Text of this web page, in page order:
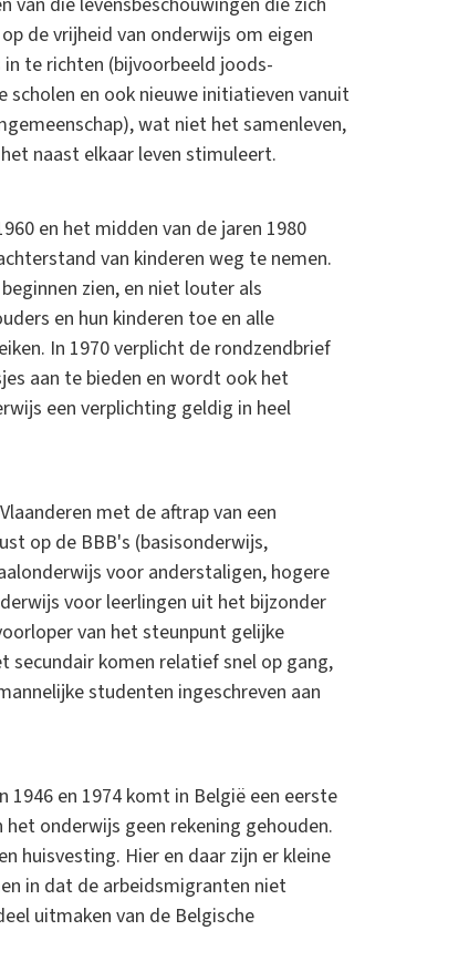
de vrijheid van onderwijs om eigen
te richten (bijvoorbeeld joods-
scholen en ook nieuwe initiatieven vanuit
wat niet het samenleven,
naast elkaar leven stimuleert.
en het midden van de jaren 1980
van kinderen weg te nemen.
zien, en niet louter als
en hun kinderen toe en alle
In 1970 verplicht de rondzendbrief
aan te bieden en wordt ook het
een verplichting geldig in heel
met de aftrap van een
op de BBB's (basisonderwijs,
voor anderstaligen, hogere
voor leerlingen uit het bijzonder
van het steunpunt gelijke
secundair komen relatief snel op gang,
studenten ingeschreven aan
en 1974 komt in België een eerste
onderwijs geen rekening gehouden.
huisvesting. Hier en daar zijn er kleine
in dat de arbeidsmigranten niet
uitmaken van de Belgische